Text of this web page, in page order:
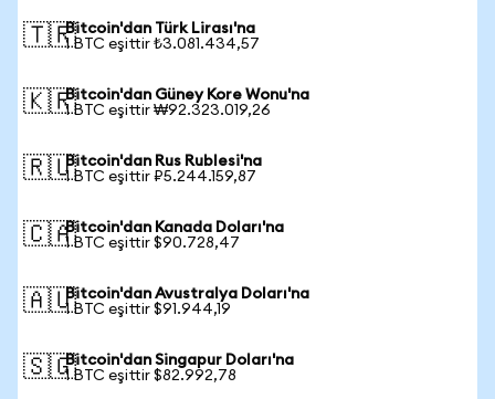
🇹🇷Bitcoin'dan Türk Lirası'na
1 BTC eşittir ₺3.081.434,57
🇰🇷Bitcoin'dan Güney Kore Wonu'na
1 BTC eşittir ₩92.323.019,26
🇷🇺Bitcoin'dan Rus Rublesi'na
1 BTC eşittir ₽5.244.159,87
🇨🇦Bitcoin'dan Kanada Doları'na
1 BTC eşittir $90.728,47
🇦🇺Bitcoin'dan Avustralya Doları'na
1 BTC eşittir $91.944,19
🇸🇬Bitcoin'dan Singapur Doları'na
1 BTC eşittir $82.992,78